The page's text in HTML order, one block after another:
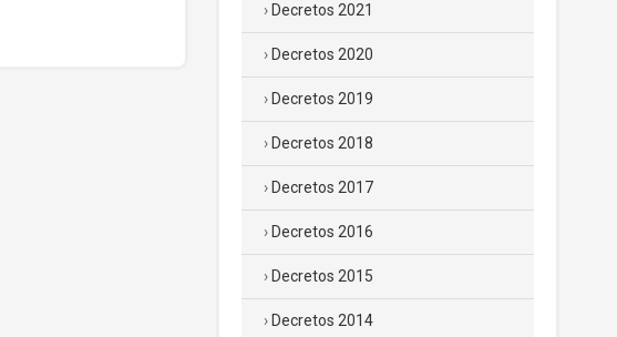
Decretos 2021
Decretos 2020
Decretos 2019
Decretos 2018
Decretos 2017
Decretos 2016
Decretos 2015
Decretos 2014